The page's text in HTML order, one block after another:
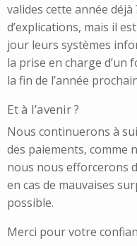
valides cette année déjà
d’explications, mais il
jour leurs systèmes
la prise en charge d’un
la fin de l’année
Et à l’avenir ?
Nous continuerons à
des paiements, comme
nous nous efforcerons
en cas de mauvaises
possible.
Merci pour votre